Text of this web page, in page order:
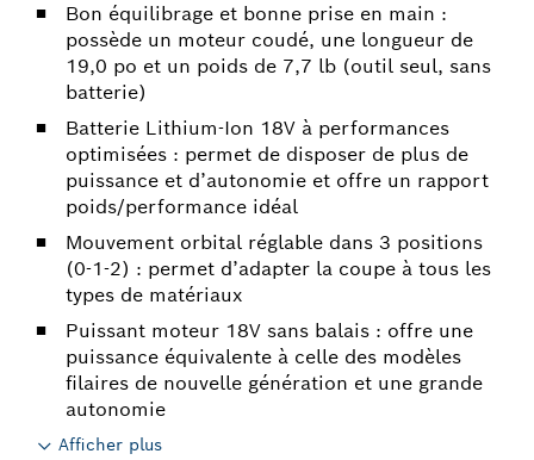
Bon équilibrage et bonne prise en main :
possède un moteur coudé, une longueur de
19,0 po et un poids de 7,7 lb (outil seul, sans
batterie)
Batterie Lithium-Ion 18V à performances
optimisées : permet de disposer de plus de
puissance et d’autonomie et offre un rapport
poids/performance idéal
Mouvement orbital réglable dans 3 positions
(0-1-2) : permet d’adapter la coupe à tous les
types de matériaux
Puissant moteur 18V sans balais : offre une
puissance équivalente à celle des modèles
filaires de nouvelle génération et une grande
autonomie
Afficher plus